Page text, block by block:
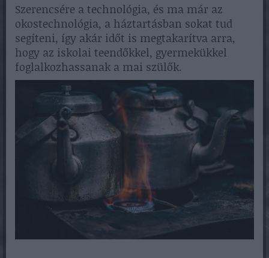
Szerencsére a technológia, és ma már az
okostechnológia, a háztartásban sokat tud
segíteni, így akár időt is megtakarítva arra,
hogy az iskolai teendőkkel, gyermekükkel
foglalkozhassanak a mai szülők.